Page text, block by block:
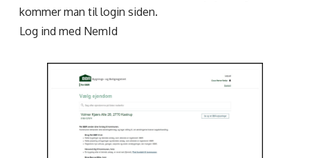
kommer man til login siden.
Log ind med NemId